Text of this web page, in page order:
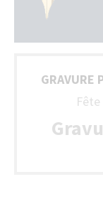
GRAVURE